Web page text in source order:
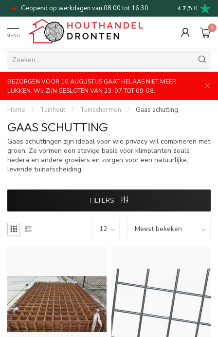
Geopend op werkdagen van 08:00 tot 16:30 Bel of mail
4.7 /5.0
MENU
0
BEZORGEN VOOR 10 AUGUSTUS GAAT HELAAS NIET MEER
LUKKEN. WIJ ZIJN GESLOTEN VAN 23-07 TOT 09-08.
Home / Tuinhout / Tuinschermen / Gaas schutting
GAAS SCHUTTING
Gaas schuttingen zijn ideaal voor wie privacy wil combineren met
groen. Ze vormen een stevige basis voor klimplanten zoals
hedera en andere groeiers en zorgen voor een natuurlijke,
levende tuinafscheiding.
FILTERS